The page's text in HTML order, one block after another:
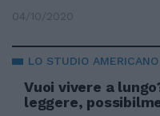
04/10/2020
LO STUDIO AMERICANO
Vuoi vivere a
leggere,